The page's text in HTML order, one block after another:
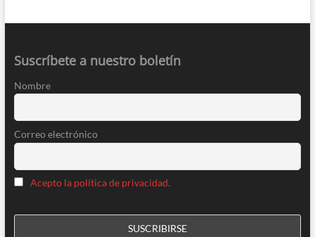
Suscríbete a nuestro boletín
Nombre
Correo electrónico
Acepto la política de privacidad.